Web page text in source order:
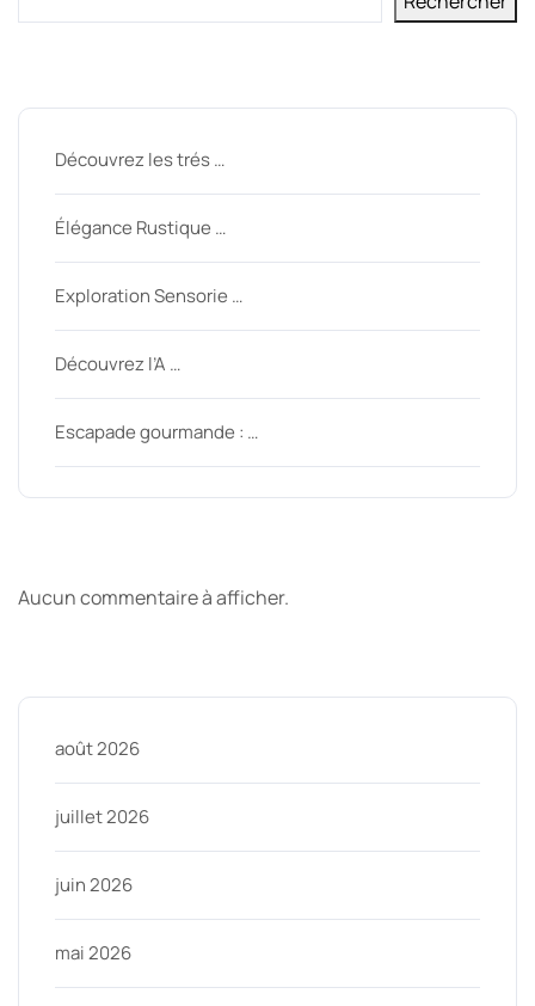
Découvrez les trés …
Élégance Rustique …
Exploration Sensorie …
Découvrez l’A …
Escapade gourmande : …
Aucun commentaire à afficher.
août 2026
juillet 2026
juin 2026
mai 2026